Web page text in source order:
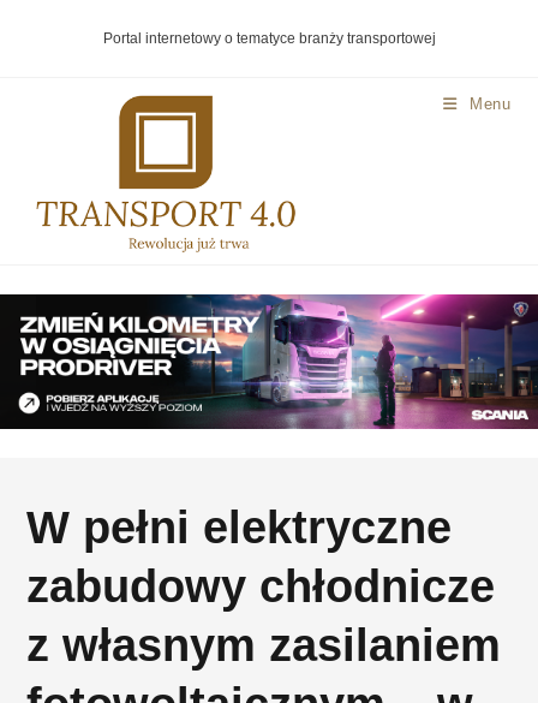
Portal internetowy o tematyce branży transportowej
Menu
W pełni elektryczne
zabudowy chłodnicze
z własnym zasilaniem